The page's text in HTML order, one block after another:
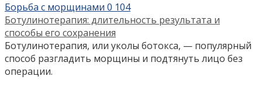
Борьба с морщинами 0 104
Ботулинотерапия: длительность результата и
способы его сохранения
Ботулинотерапия, или уколы ботокса, — популярный
способ разгладить морщины и подтянуть лицо без
операции.